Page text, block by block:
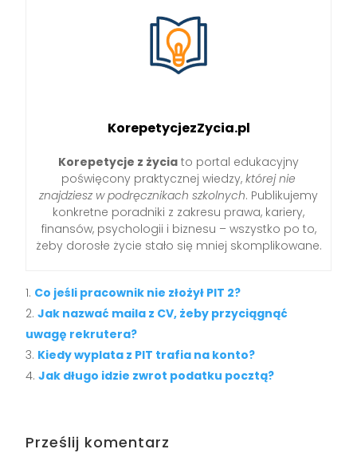
KorepetycjezZycia.pl
Korepetycje z życia to portal edukacyjny
poświęcony praktycznej wiedzy, której nie
znajdziesz w podręcznikach szkolnych. Publikujemy
konkretne poradniki z zakresu prawa, kariery,
finansów, psychologii i biznesu – wszystko po to,
żeby dorosłe życie stało się mniej skomplikowane.
Co jeśli pracownik nie złożył PIT 2?
Jak nazwać maila z CV, żeby przyciągnąć
uwagę rekrutera?
Kiedy wyplata z PIT trafia na konto?
Jak długo idzie zwrot podatku pocztą?
Prześlij komentarz